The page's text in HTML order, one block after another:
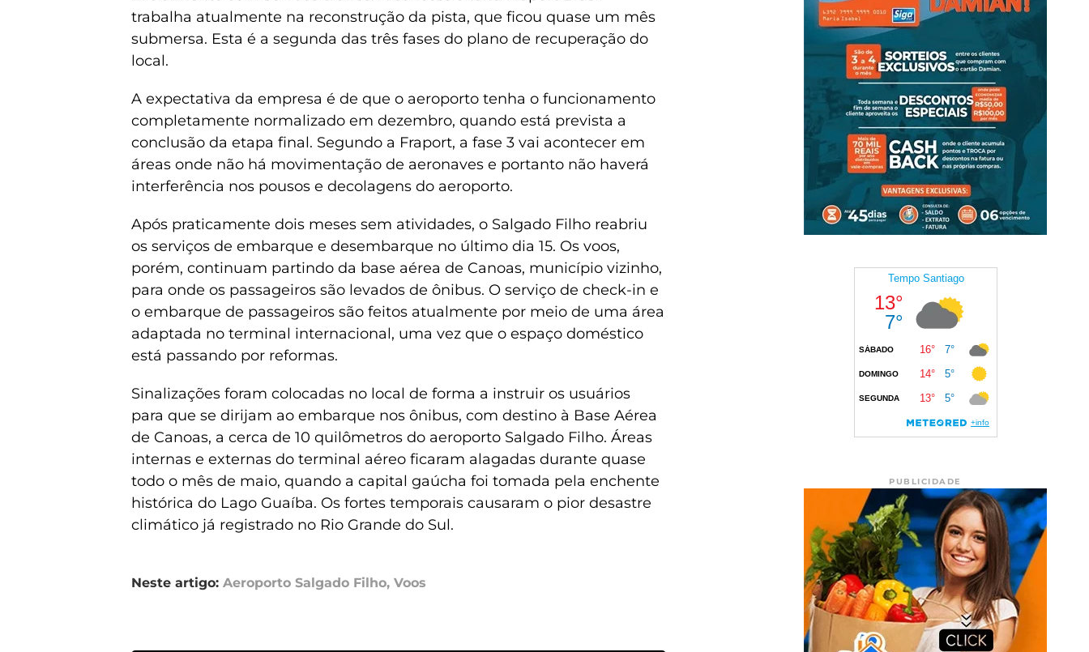
trabalha atualmente na reconstrução da pista, que ficou quase um mês
submersa. Esta é a segunda das três fases do plano de recuperação do
local.
A expectativa da empresa é de que o aeroporto tenha o funcionamento
completamente normalizado em dezembro, quando está prevista a
conclusão da etapa final. Segundo a Fraport, a fase 3 vai acontecer em
áreas onde não há movimentação de aeronaves e portanto não haverá
interferência nos pousos e decolagens do aeroporto.
Após praticamente dois meses sem atividades, o Salgado Filho reabriu
os serviços de embarque e desembarque no último dia 15. Os voos,
porém, continuam partindo da base aérea de Canoas, município vizinho,
para onde os passageiros são levados de ônibus. O serviço de check-in e
o embarque de passageiros são feitos atualmente por meio de uma área
adaptada no terminal internacional, uma vez que o espaço doméstico
está passando por reformas.
Sinalizações foram colocadas no local de forma a instruir os usuários
para que se dirijam ao embarque nos ônibus, com destino à Base Aérea
de Canoas, a cerca de 10 quilômetros do aeroporto Salgado Filho. Áreas
internas e externas do terminal aéreo ficaram alagadas durante quase
todo o mês de maio, quando a capital gaúcha foi tomada pela enchente
histórica do Lago Guaíba. Os fortes temporais causaram o pior desastre
climático já registrado no Rio Grande do Sul.
Neste artigo: Aeroporto Salgado Filho, Voos
PUBLICIDADE